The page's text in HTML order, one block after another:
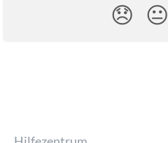
😞 😐